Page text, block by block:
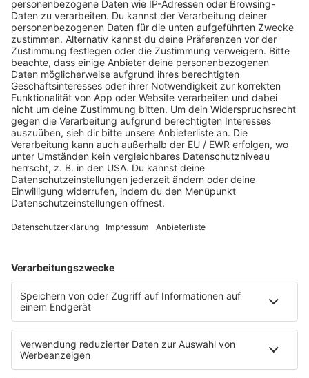
RADIO SALÜ
Saarlands bester Musikmix
www.salue.de»
PROGRAMM
Webradio & Stream
Titelsuche
Rocknews
Sound of Saarland
Live & Laut
Story
Fakten
FUN